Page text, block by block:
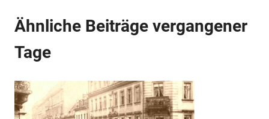
Anzeige
Ähnliche Beiträge vergangener
Tage